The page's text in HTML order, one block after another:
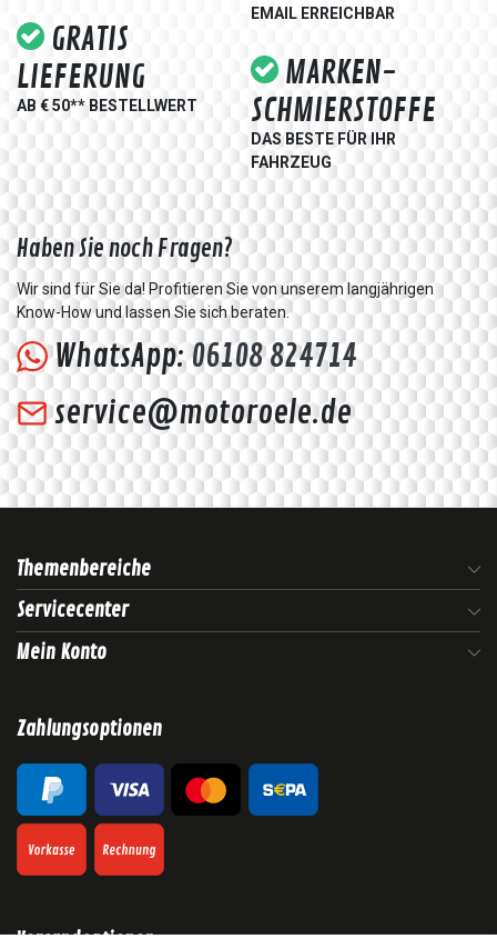
GRATIS
LIEFERUNG
AB € 50** BESTELLWERT
EMAIL ERREICHBAR
MARKEN-
SCHMIERSTOFFE
DAS BESTE FÜR IHR
FAHRZEUG
Haben Sie noch Fragen?
Wir sind für Sie da! Profitieren Sie von unserem langjährigen
Know-How und lassen Sie sich beraten.
WhatsApp:06108 824714
service@motoroele.de
Themenbereiche
Servicecenter
Mein Konto
Zahlungsoptionen
Versandoptionen